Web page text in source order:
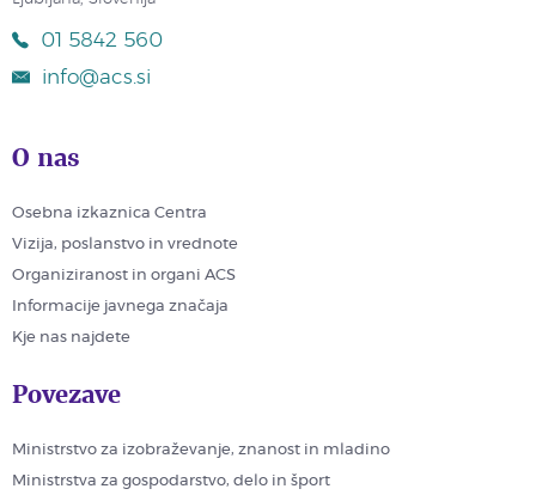
01 5842 560
info@acs.si
O nas
Osebna izkaznica Centra
Vizija, poslanstvo in vrednote
Organiziranost in organi ACS
Informacije javnega značaja
Kje nas najdete
Povezave
Ministrstvo za izobraževanje, znanost in mladino
Ministrstva za gospodarstvo, delo in šport